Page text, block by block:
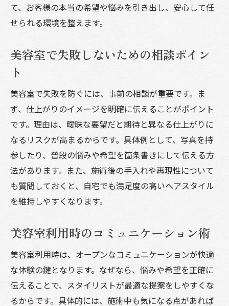
て、お客様の本当の希望や悩みを引き出し、安心して任
せられる環境を整えます。
美容室で失敗しないための相談ポイン
ト
美容室で失敗を防ぐには、事前の相談が重要です。ま
ず、仕上がりのイメージを明確に伝えることがポイント
です。理由は、曖昧な要望だと期待と異なる仕上がりに
なるリスクが高まるからです。具体例として、写真を持
参したり、普段の悩みや希望を箇条書きにして伝える方
法があります。また、施術後の手入れや再現性について
も質問しておくと、自宅でも満足度の高いヘアスタイル
を維持しやすくなります。
美容室利用時のコミュニケーション術
美容室利用時は、オープンなコミュニケーションが快適
な体験の鍵となります。なぜなら、悩みや希望を正確に
伝えることで、スタイリストが最適な提案をしやすくな
るからです。具体的には、施術中も気になる点があれば